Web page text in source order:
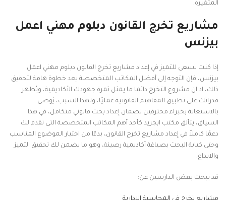
المتغيرة.
مشاريع تخرج القانون دبلوم مهني اعمل
بيزنس
إذا كنت تسعى للتميز في إعداد مشاريع تخرج القانون دبلوم مهني اعمل
بيزنس، فإن التوجه إلى أفضل المكاتب المتخصصة يعد خطوة هامة لتحقيق
ذلك، اذ ان مشروع التخرج دائما ما يمثل ثمرة جهودك الأكاديمية، ويُظهر
قدراتك على تطبيق المفاهيم القانونية عمليًا، ولهذا السبب، يُوصى
بالاستعانة بخبراء محترفين لضمان إعداد بحث قانوني متكامل، في هذا
السياق، يتألق مكتب ابجريد كأحد أهم المكاتب المتخصصة التى تقدم لك
دعمًا كاملاً في إعداد مشاريع تخرج القانون، بدءًا من اختيار الموضوع المناسب
وحتى كتابة البحث بصياغة أكاديمية رصينة، وهو ما يضمن لك تحقيق التميز
والابداع.
قد يبحث بعض الدارسين عن: